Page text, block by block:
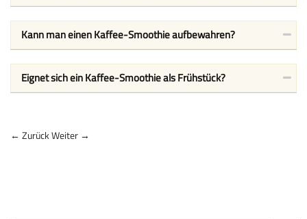
Kann man einen Kaffee-Smoothie aufbewahren?
Eignet sich ein Kaffee-Smoothie als Frühstück?
← ZurückWeiter →